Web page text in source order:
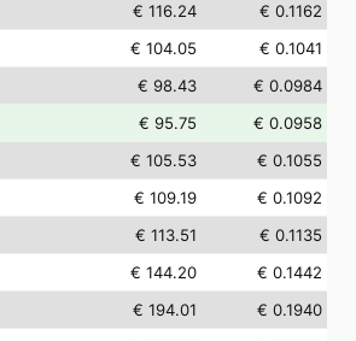
€ 116.24
€ 0.1162
€ 104.05
€ 0.1041
€ 98.43
€ 0.0984
€ 95.75
€ 0.0958
€ 105.53
€ 0.1055
€ 109.19
€ 0.1092
€ 113.51
€ 0.1135
€ 144.20
€ 0.1442
€ 194.01
€ 0.1940